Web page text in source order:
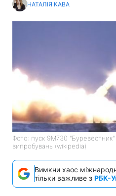
НАТАЛІЯ КАВА
Фото: пуск 9М730 "Буревестник"
випробувань (wikipedia)
Вимкни хаос
тільки важливе з РБК-